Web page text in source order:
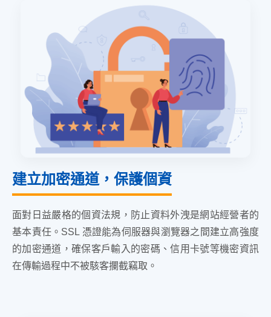
建立加密通道，保護個資
面對日益嚴格的個資法規，防止資料外洩是網站經營者的
基本責任。SSL 憑證能為伺服器與瀏覽器之間建立高強度
的加密通道，確保客戶輸入的密碼、信用卡號等機密資訊
在傳輸過程中不被駭客攔截竊取。